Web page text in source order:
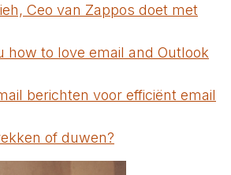
Ceo van Zappos doet met
how to love email and Outlook
berichten voor efficiënt email
of duwen?